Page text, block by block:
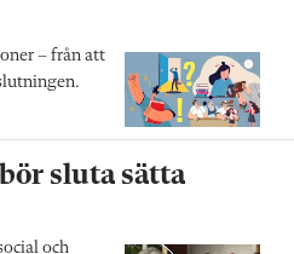
– från att
sluta sätta
och